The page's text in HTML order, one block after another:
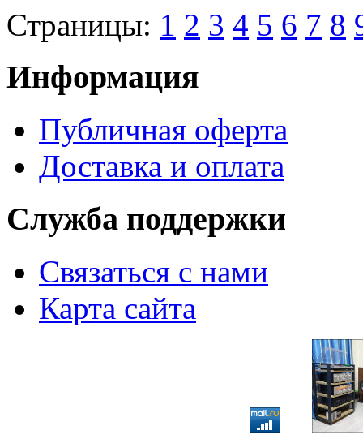
Страницы: 1 2 3 4 5 6 7 8
Информация
Публичная оферта
Доставка и оплата
Служба поддержки
Связаться с нами
Карта сайта